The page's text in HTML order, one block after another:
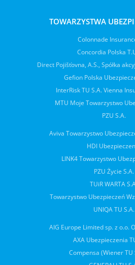
TOWARZYSTWA
Colonnade
Concordia Polska
Direct Pojišťovna, A.S., Spółka
Gefion Polska
InterRisk TU S.A. Vienna
MTU Moje Towarzystwo
PZU S.A.
Aviva Towarzystwo
HDI
LINK4 Towarzystwo
PZU Życie S.A.
TUiR WARTA
Towarzystwo Ubezpieczeń
UNIQA TU S.A.
AIG Europe Limited sp. z o.o.
AXA Ubezpieczenia
Compensa (Wiener TU